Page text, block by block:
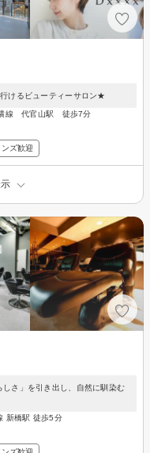
けるビューティーサロン★
横線 代官山駅 徒歩7分
ンズ歓迎
さ」を引き出し、自然に馴染む
新橋駅 徒歩5分